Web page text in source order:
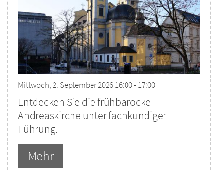
Mittwoch, 2. September 2026 16:00 - 17:00
Entdecken Sie die frühbarocke
Andreaskirche unter fachkundiger
Führung.
Mehr